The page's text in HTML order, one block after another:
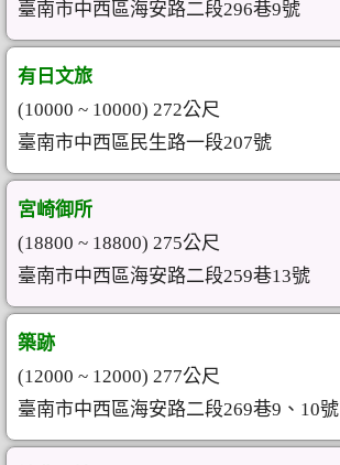
臺南市中西區海安路二段296巷9號
有日文旅
(10000 ~ 10000) 272公尺
臺南市中西區民生路一段207號
宮崎御所
(18800 ~ 18800) 275公尺
臺南市中西區海安路二段259巷13號
築跡
(12000 ~ 12000) 277公尺
臺南市中西區海安路二段269巷9、10號